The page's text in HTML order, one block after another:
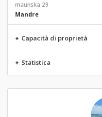
maunska 29
Mandre
+ Capacità di proprietà
+ Statistica